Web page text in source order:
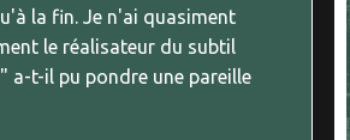
la fin. Je n'ai quasiment
le réalisateur du subtil
a-t-il pu pondre une pareille